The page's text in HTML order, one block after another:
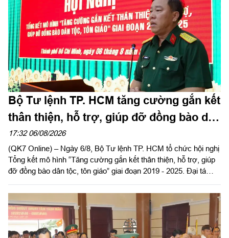
Quân khu 7; Đại tá Trần Thị Mỹ Châu, Phó Tổng giám đốc
Công ty Tây Nam cùng đông đảo cán bộ, đoàn viên, người lao
động Công ty Cảng ICD Tây Nam.
Bộ Tư lệnh TP. HCM tăng cường gắn kết
thân thiện, hỗ trợ, giúp đỡ đồng bào dân
tộc, tôn giáo
17:32 06/08/2026
(QK7 Online) – Ngày 6/8, Bộ Tư lệnh TP. HCM tổ chức hội nghị
Tổng kết mô hình “Tăng cường gắn kết thân thiện, hỗ trợ, giúp
đỡ đồng bào dân tộc, tôn giáo” giai đoạn 2019 - 2025. Đại tá
đạo hội nghị.